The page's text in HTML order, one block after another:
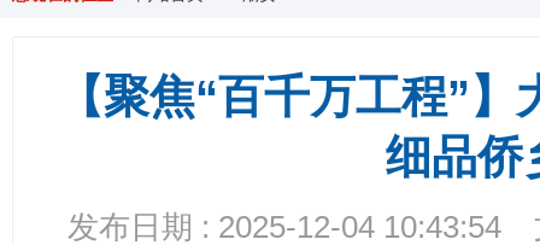
【聚焦“百千万工程”
细品侨
发布日期 : 2025-12-04 10:43:54